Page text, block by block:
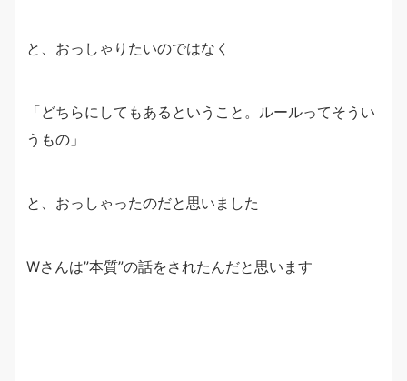
と、おっしゃりたいのではなく
「どちらにしてもあるということ。ルールってそうい
うもの」
と、おっしゃったのだと思いました
Wさんは”本質”の話をされたんだと思います